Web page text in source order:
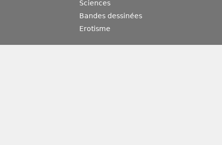
Sciences
Bandes dessinées
Erotisme